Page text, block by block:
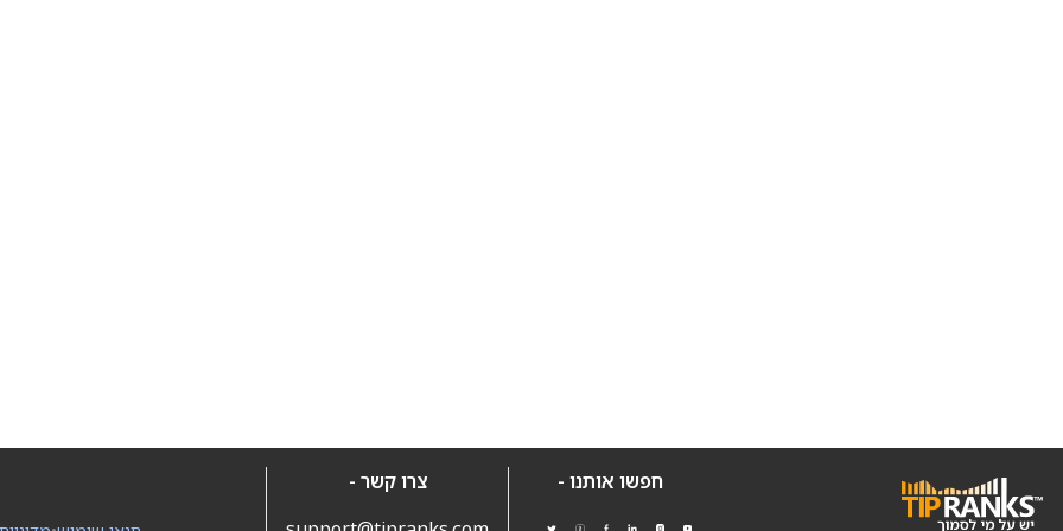
חפשו אותנו -
צרו קשר -